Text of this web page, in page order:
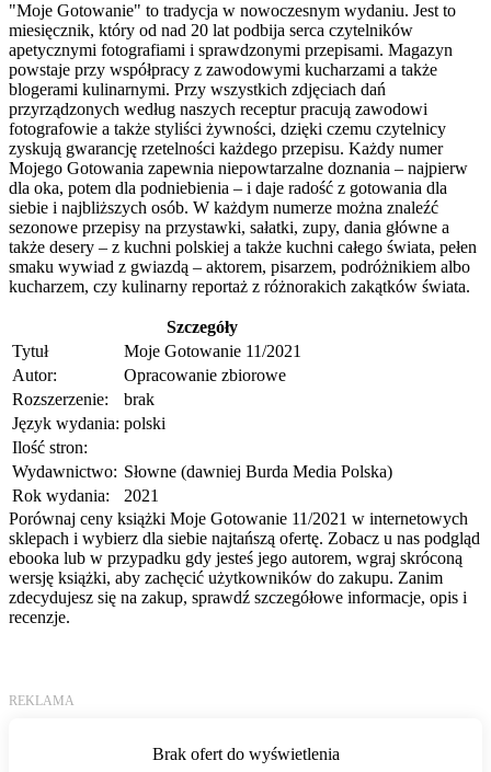
"Moje Gotowanie" to tradycja w nowoczesnym wydaniu. Jest to
miesięcznik, który od nad 20 lat podbija serca czytelników
apetycznymi fotografiami i sprawdzonymi przepisami. Magazyn
powstaje przy współpracy z zawodowymi kucharzami a także
blogerami kulinarnymi. Przy wszystkich zdjęciach dań
przyrządzonych według naszych receptur pracują zawodowi
fotografowie a także styliści żywności, dzięki czemu czytelnicy
zyskują gwarancję rzetelności każdego przepisu. Każdy numer
Mojego Gotowania zapewnia niepowtarzalne doznania – najpierw
dla oka, potem dla podniebienia – i daje radość z gotowania dla
siebie i najbliższych osób. W każdym numerze można znaleźć
sezonowe przepisy na przystawki, sałatki, zupy, dania główne a
także desery – z kuchni polskiej a także kuchni całego świata, pełen
smaku wywiad z gwiazdą – aktorem, pisarzem, podróżnikiem albo
kucharzem, czy kulinarny reportaż z różnorakich zakątków świata.
Szczegóły
Tytuł
Moje Gotowanie 11/2021
Autor:
Opracowanie zbiorowe
Rozszerzenie:
brak
Język wydania: polski
Ilość stron:
Wydawnictwo: Słowne (dawniej Burda Media Polska)
Rok wydania:
2021
Porównaj ceny książki Moje Gotowanie 11/2021 w internetowych
sklepach i wybierz dla siebie najtańszą ofertę. Zobacz u nas podgląd
ebooka lub w przypadku gdy jesteś jego autorem, wgraj skróconą
wersję książki, aby zachęcić użytkowników do zakupu. Zanim
zdecydujesz się na zakup, sprawdź szczegółowe informacje, opis i
recenzje.